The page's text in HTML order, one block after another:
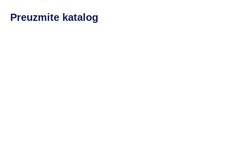
Preuzmite katalog